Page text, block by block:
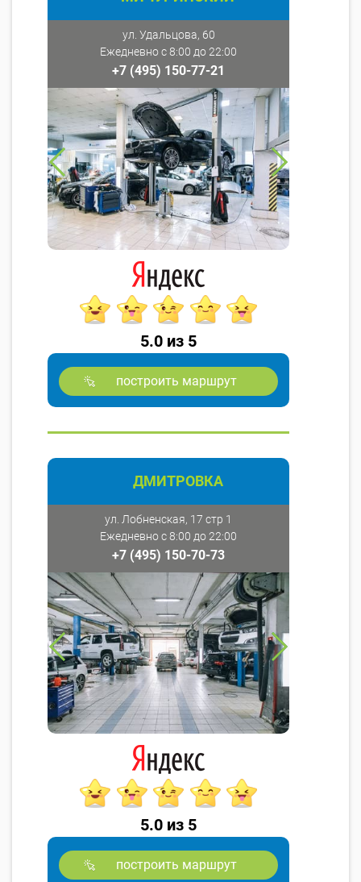
ул. Удальцова, 60
Ежедневно с 8:00 до 22:00
+7 (495) 150-77-21
5.0 из 5
построить маршрут
ДМИТРОВКА
ул. Лобненская, 17 стр 1
Ежедневно с 8:00 до 22:00
+7 (495) 150-70-73
5.0 из 5
построить маршрут